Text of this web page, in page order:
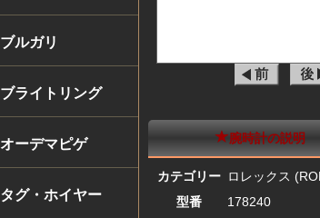
腕時計の説明
カテゴリー ロレックス
型番
178240
ブルガリ
ブライトリング
オーデマピゲ
タグ・ホイヤー